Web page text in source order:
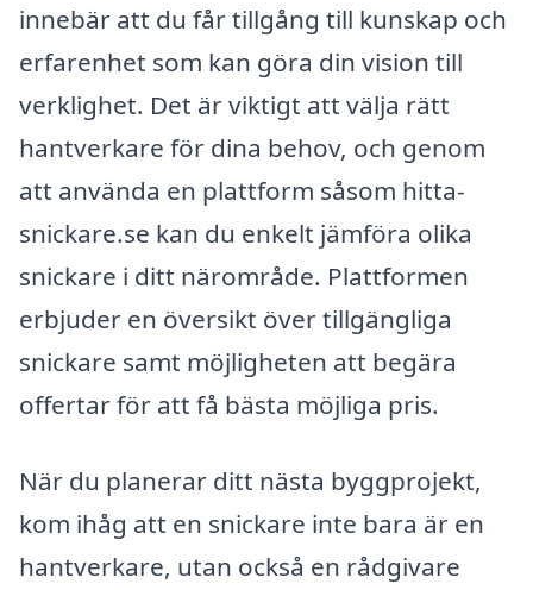
innebär att du får tillgång till kunskap och
erfarenhet som kan göra din vision till
verklighet. Det är viktigt att välja rätt
hantverkare för dina behov, och genom
att använda en plattform såsom hitta-
snickare.se kan du enkelt jämföra olika
snickare i ditt närområde. Plattformen
erbjuder en översikt över tillgängliga
snickare samt möjligheten att begära
offertar för att få bästa möjliga pris.
När du planerar ditt nästa byggprojekt,
kom ihåg att en snickare inte bara är en
hantverkare, utan också en rådgivare